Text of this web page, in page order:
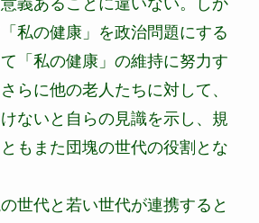
義あることに違いない。しか
私の健康」を政治問題にする
「私の健康」の維持に努力す
らに他の老人たちに対して、
ないと自らの見識を示し、規
もまた団塊の世代の役割とな
世代と若い世代が連携すると